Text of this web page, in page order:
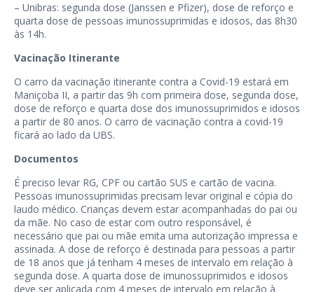
– Unibras: segunda dose (Janssen e Pfizer), dose de reforço e
quarta dose de pessoas imunossuprimidas e idosos, das 8h30
às 14h.
Vacinação Itinerante
O carro da vacinação itinerante contra a Covid-19 estará em
Maniçoba II, a partir das 9h com primeira dose, segunda dose,
dose de reforço e quarta dose dos imunossuprimidos e idosos
a partir de 80 anos. O carro de vacinação contra a covid-19
ficará ao lado da UBS.
Documentos
É preciso levar RG, CPF ou cartão SUS e cartão de vacina.
Pessoas imunossuprimidas precisam levar original e cópia do
laudo médico. Crianças devem estar acompanhadas do pai ou
da mãe. No caso de estar com outro responsável, é
necessário que pai ou mãe emita uma autorização impressa e
assinada. A dose de reforço é destinada para pessoas a partir
de 18 anos que já tenham 4 meses de intervalo em relação à
segunda dose. A quarta dose de imunossuprimidos e idosos
deve ser aplicada com 4 meses de intervalo em relação à